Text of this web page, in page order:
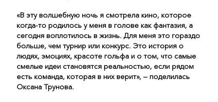
«В эту волшебную ночь я смотрела кино, которое
когда-то родилось у меня в голове как фантазия, а
сегодня воплотилось в жизнь. Для меня это гораздо
больше, чем турнир или конкурс. Это история о
людях, эмоциях, красоте гольфа и о том, что самые
смелые идеи становятся реальностью, если рядом
есть команда, которая в них верит», — поделилась
Оксана Трунова.